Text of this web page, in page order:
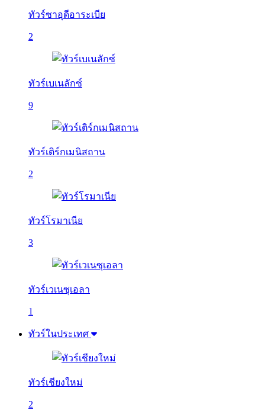
ทัวร์ซาอุดีอาระเบีย
2
ทัวร์เบเนลักซ์
9
ทัวร์เติร์กเมนิสถาน
2
ทัวร์โรมาเนีย
3
ทัวร์เวเนซุเอลา
1
ทัวร์ในประเทศ
ทัวร์เชียงใหม่
2